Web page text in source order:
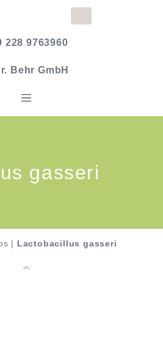
228 9763960
gasseri
| Lactobacillus gasseri